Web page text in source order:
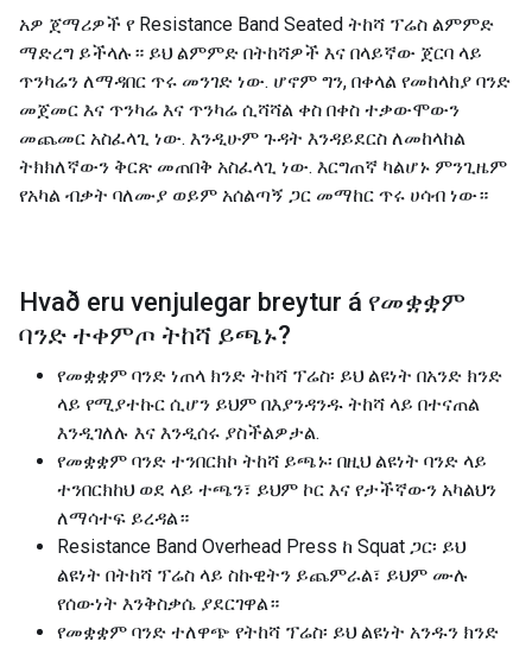
አዎ ጀማሪዎች የ Resistance Band Seated ትከሻ ፕሬስ ልምምድ
ማድረግ ይችላሉ። ይህ ልምምድ በትከሻዎች እና በላይኛው ጀርባ ላይ
ጥንካሬን ለማዳበር ጥሩ መንገድ ነው. ሆኖም ግን, በቀላል የመከላከያ ባንድ
መጀመር እና ጥንካሬ እና ጥንካሬ ሲሻሻል ቀስ በቀስ ተቃውሞውን
መጨመር አስፈላጊ ነው. እንዲሁም ጉዳት እንዳይደርስ ለመከላከል
ትክክለኛውን ቅርጽ መጠበቅ አስፈላጊ ነው. እርግጠኛ ካልሆኑ ምንጊዜም
የአካል ብቃት ባለሙያ ወይም አሰልጣኝ ጋር መማከር ጥሩ ሀሳብ ነው።
Hvað eru venjulegar breytur á የመቋቋም
ባንድ ተቀምጦ ትከሻ ይጫኑ?
የመቋቋም ባንድ ነጠላ ክንድ ትከሻ ፕሬስ፡ ይህ ልዩነት በአንድ ክንድ
ላይ የሚያተኩር ሲሆን ይህም በእያንዳንዱ ትከሻ ላይ በተናጠል
እንዲገለሉ እና እንዲሰሩ ያስችልዎታል.
የመቋቋም ባንድ ተንበርክኮ ትከሻ ይጫኑ፡ በዚህ ልዩነት ባንድ ላይ
ተንበርክከህ ወደ ላይ ተጫን፣ ይህም ኮር እና የታችኛውን አካልህን
ለማሳተፍ ይረዳል።
Resistance Band Overhead Press ከ Squat ጋር፡ ይህ
ልዩነት በትከሻ ፕሬስ ላይ ስኩዊትን ይጨምራል፣ ይህም ሙሉ
የሰውነት እንቅስቃሴ ያደርገዋል።
የመቋቋም ባንድ ተለዋጭ የትከሻ ፕሬስ፡ ይህ ልዩነት አንዱን ክንድ